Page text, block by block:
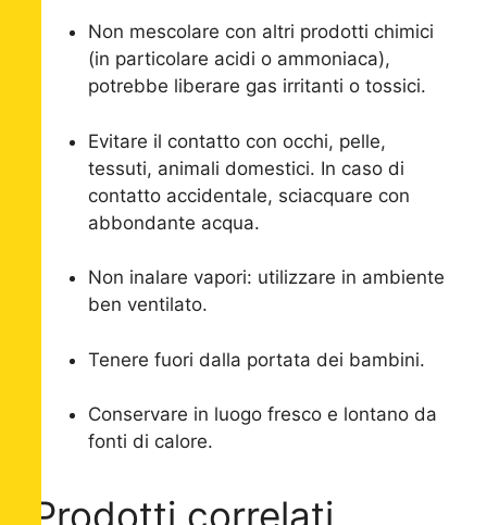
Non mescolare con altri prodotti chimici
(in particolare acidi o ammoniaca),
potrebbe liberare gas irritanti o tossici.
Evitare il contatto con occhi, pelle,
tessuti, animali domestici. In caso di
contatto accidentale, sciacquare con
abbondante acqua.
Non inalare vapori: utilizzare in ambiente
ben ventilato.
Tenere fuori dalla portata dei bambini.
Conservare in luogo fresco e lontano da
fonti di calore.
Prodotti correlati